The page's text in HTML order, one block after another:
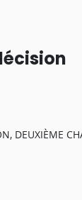
DEUXIÈME